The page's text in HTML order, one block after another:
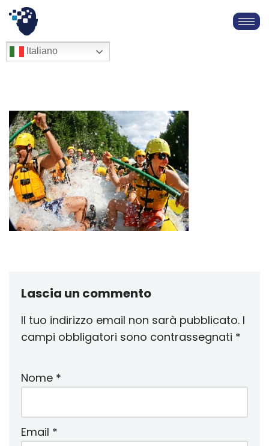
Vai
al
简体中文
English
Français
Italiano
Lascia un commento
Il tuo indirizzo email non sarà pubblicato. I
campi obbligatori sono contrassegnati *
Nome *
Email *